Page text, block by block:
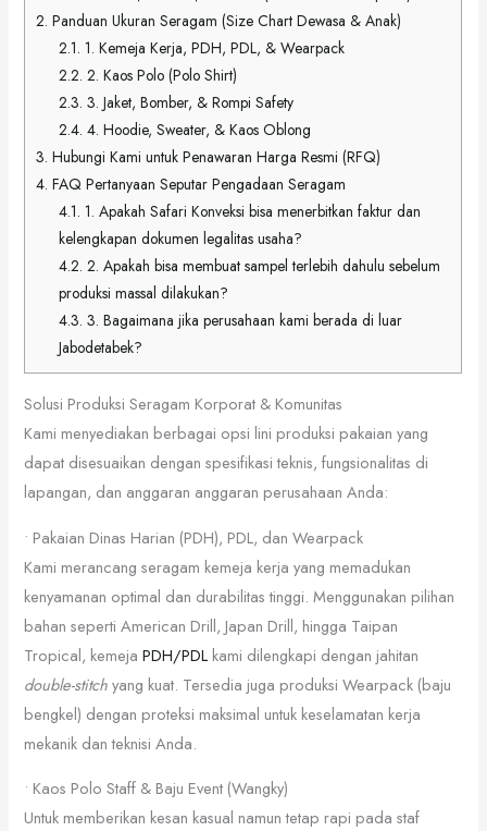
2. Panduan Ukuran Seragam (Size Chart Dewasa & Anak)
2.1. 1. Kemeja Kerja, PDH, PDL, & Wearpack
2.2. 2. Kaos Polo (Polo Shirt)
2.3. 3. Jaket, Bomber, & Rompi Safety
2.4. 4. Hoodie, Sweater, & Kaos Oblong
3. Hubungi Kami untuk Penawaran Harga Resmi (RFQ)
4. FAQ Pertanyaan Seputar Pengadaan Seragam
4.1. 1. Apakah Safari Konveksi bisa menerbitkan faktur dan
kelengkapan dokumen legalitas usaha?
4.2. 2. Apakah bisa membuat sampel terlebih dahulu sebelum
produksi massal dilakukan?
4.3. 3. Bagaimana jika perusahaan kami berada di luar
Jabodetabek?
Solusi Produksi Seragam Korporat & Komunitas
Kami menyediakan berbagai opsi lini produksi pakaian yang
dapat disesuaikan dengan spesifikasi teknis, fungsionalitas di
lapangan, dan anggaran anggaran perusahaan Anda:
• Pakaian Dinas Harian (PDH), PDL, dan Wearpack
Kami merancang seragam kemeja kerja yang memadukan
kenyamanan optimal dan durabilitas tinggi. Menggunakan pilihan
bahan seperti American Drill, Japan Drill, hingga Taipan
Tropical, kemejaPDH/PDL kami dilengkapi dengan jahitan
double-stitchyang kuat. Tersedia juga produksi Wearpack (baju
bengkel) dengan proteksi maksimal untuk keselamatan kerja
mekanik dan teknisi Anda.
• Kaos Polo Staff & Baju Event (Wangky)
Untuk memberikan kesan kasual namun tetap rapi pada staf